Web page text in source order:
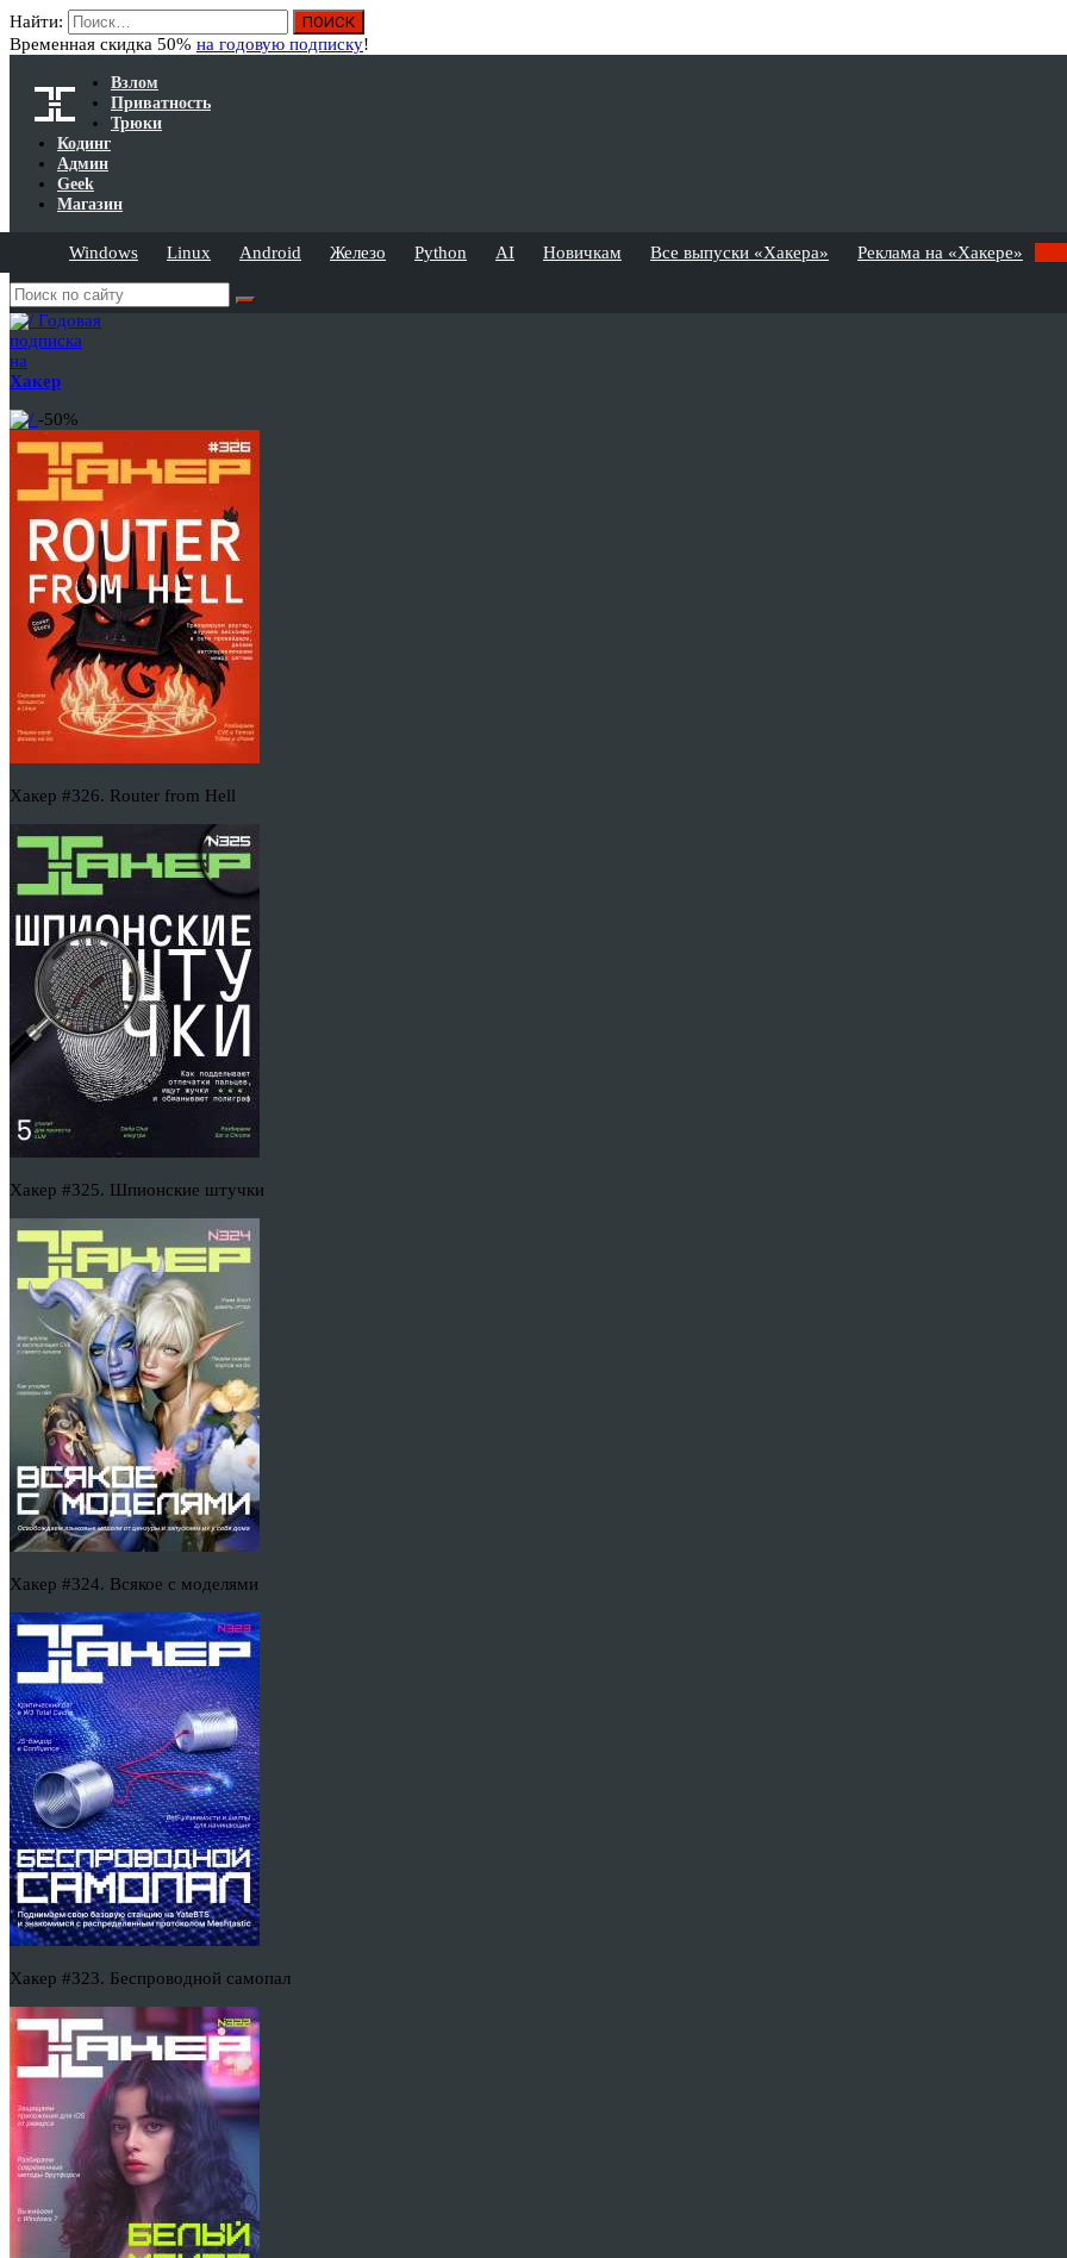
Найти:
Временная скидка 50% на годовую подписку!
Взлом
Приватность
Трюки
Кодинг
Админ
Geek
Магазин
Windows Linux Android Железо Python AI Новичкам Все выпуски «Хакера» Реклама на «Хакере»
Годовая
подписка
на
Хакер
-50%
Хакер #326. Router from Hell
Хакер #325. Шпионские штучки
Хакер #324. Всякое с моделями
Хакер #323. Беспроводной самопал